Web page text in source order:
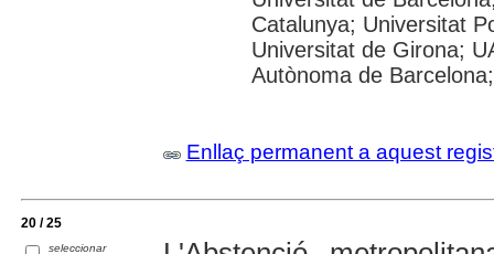
Catalunya; Universitat
Universitat de Girona;
Autònoma de
Enllaç permanent a aquest
20 / 25
seleccionar